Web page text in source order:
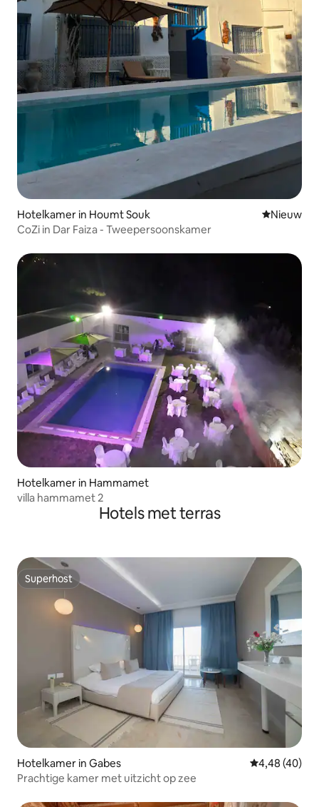
Hotelkamer in Houmt Souk Nieuwe
Nieuw
CoZi in Dar Faiza - Tweepersoonskamer
Hotelkamer in Hammamet
villa hammamet 2
Hotels met terras
Superhost
Superhost
Hotelkamer in Gabes Gemiddelde
4,48 (40)
Prachtige kamer met uitzicht op zee